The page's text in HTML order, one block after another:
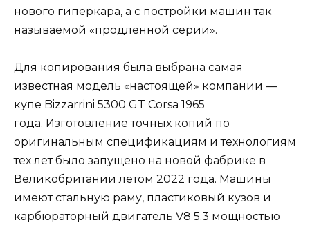
нового гиперкара, а с постройки машин так
называемой «продленной серии».
Для копирования была выбрана самая
известная модель «настоящей» компании —
купе Bizzarrini 5300 GT Corsa 1965
года. Изготовление точных копий по
оригинальным спецификациям и технологиям
тех лет было запущено на новой фабрике в
Великобритании летом 2022 года. Машины
имеют стальную раму, пластиковый кузов и
карбюраторный двигатель V8 5.3 мощностью